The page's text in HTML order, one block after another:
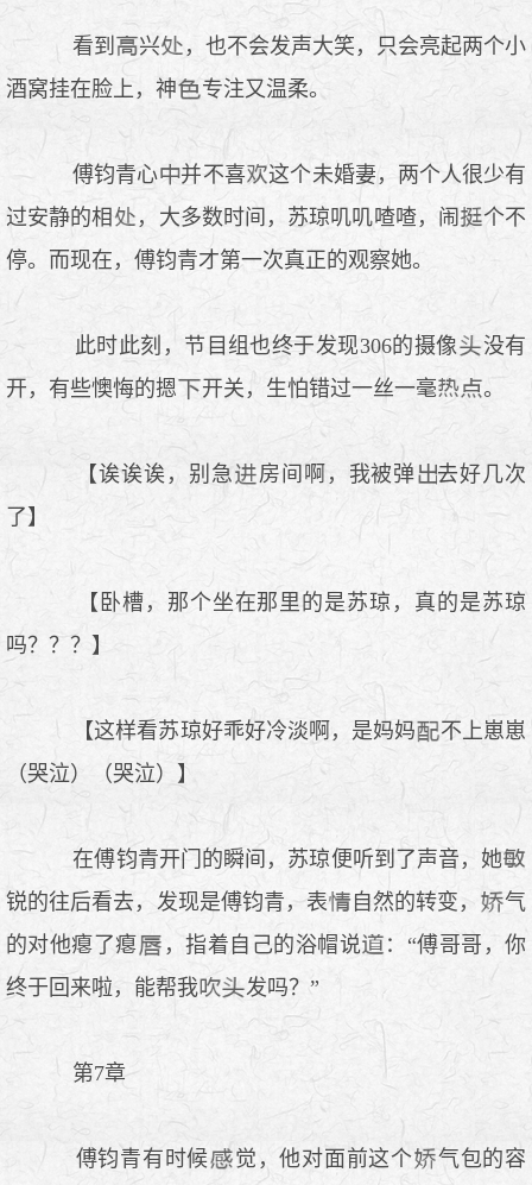
看到 兴
，也不会发声大笑，只会亮起两个小
酒窝挂在脸上，神
专注又温柔。
傅钧青心 并不喜
这个未婚妻，两个人很少有
过安静的相
，大多数时间，苏琼叽叽喳喳，闹
个不
停。而现在，傅钧青才第一次真正的观察她。
此时此刻，节目组也终于发现306的摄像
没有
开，有些懊悔的摁
开关，生怕错过一丝一毫 。
【诶诶诶，别急 房间啊，我被弹
去好几次
了】
【卧槽，那个坐在那里的是苏琼，真的是苏琼
吗？？？】
【这样看苏琼好乖好冷淡啊，是妈妈
不上崽崽
（哭泣）（哭泣）】
在傅钧青开门的瞬间，苏琼便听到了声音，她
锐的往后看去，发现是傅钧青，表
自然的转变，
气
的对他瘪了瘪
，指着自己的浴帽说
：“傅哥哥，你
终于回来啦，能帮我
发吗？”
第7章
傅钧青有时候 觉，他对面前这个
气包的容